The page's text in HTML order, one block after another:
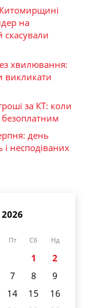
на
хвилювання:
викликати
за КТ: коли
день
несподіваних
Пт Сб Нд
1
2
7 8
9
14 15
16